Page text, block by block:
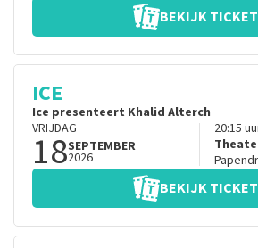
BEKIJK
ICE
Ice presenteert Khalid Alterch
VRIJDAG
18SEPTEMBER
2026
20:15
BEKIJK